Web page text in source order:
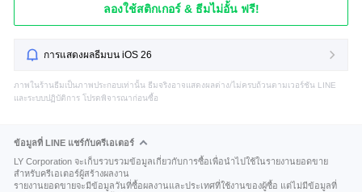
ลองใช้สติกเกอร์ & ธีมไม่อั้น ฟรี!
การแสดงผลธีมบน iOS 26
ภาพในร้านธีมเป็นภาพประกอบเท่านั้น ธีมจริงอาจแสดงผลต่าง/ไม่ครบถ้วนตามเวอร์ชัน LINE
และระบบปฏิบัติการ โปรดพิจารณาก่อนซื้อ
ข้อมูลที่ LINE แชร์กับครีเอเตอร์
LY Corporation จะเก็บรวบรวมข้อมูลเกี่ยวกับการซื้อเพื่อนำไปใช้ในรายงานยอดขาย
สำหรับครีเอเตอร์ผู้สร้างผลงาน
รายงานยอดขายจะมีข้อมูลวันที่ซื้อผลงานและประเทศที่ใช้งานของผู้ซื้อ แต่ไม่มีข้อมูลที่